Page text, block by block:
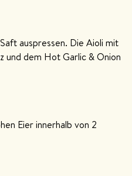
auspressen. Die Aioli mit
und dem Hot Garlic & Onion
Eier innerhalb von 2